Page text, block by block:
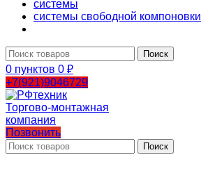
системы
системы свободной компоновки
Поиск
0 пунктов 0 ₽
+7(921)9046729
Позвонить
Поиск